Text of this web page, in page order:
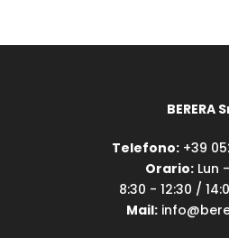
BERERA
Telefono:+39
Orario:Lun
8:30 - 12:30 /
Mail: